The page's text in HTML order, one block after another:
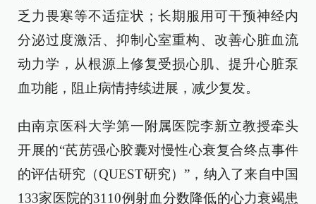
乏力畏寒等不适症状；长期服用可干预神经内
分泌过度激活、抑制心室重构、改善心脏血流
动力学，从根源上修复受损心肌、提升心脏泵
血功能，阻止病情持续进展，减少复发。
由南京医科大学第一附属医院李新立教授牵头
开展的“芪苈强心胶囊对慢性心衰复合终点事件
的评估研究（QUEST研究）”，纳入了来自中国
133家医院的3110例射血分数降低的心力衰竭患